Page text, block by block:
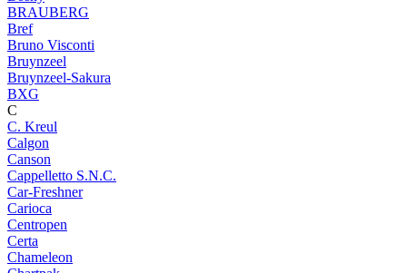
BRAUBERG
Bref
Bruno Visconti
Bruynzeel
Bruynzeel-Sakura
BXG
C
C. Kreul
Calgon
Canson
Cappelletto S.N.C.
Car-Freshner
Carioca
Centropen
Certa
Chameleon